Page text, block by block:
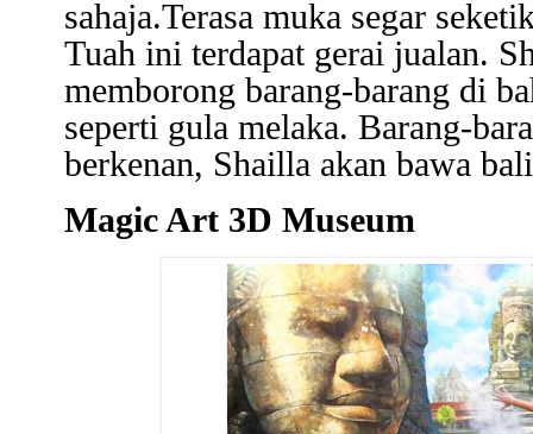
sahaja.Terasa muka segar
Tuah ini terdapat gerai jualan.
memborong barang-barang di
seperti gula melaka. Barang-
berkenan, Shailla akan bawa
Magic Art 3D Museum